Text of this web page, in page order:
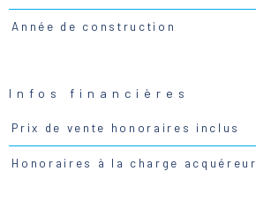
Année de construction
Infos financières
Caractéristiques Valeurs
Prix de vente honoraires inclus
Honoraires à la charge acquéreur